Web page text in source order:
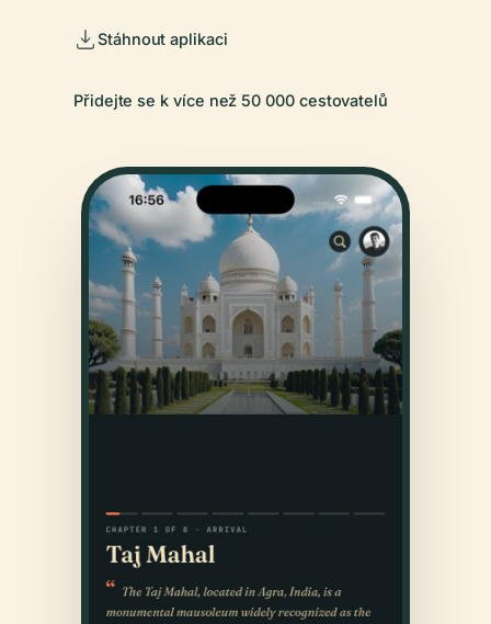
Stáhnout aplikaci
Přidejte se k více než 50 000 cestovatelů